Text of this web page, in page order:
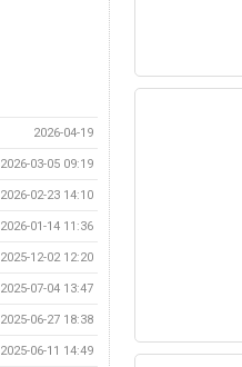
2026-04-19
2026-03-05 09:19
2026-02-23 14:10
2026-01-14 11:36
2025-12-02 12:20
2025-07-04 13:47
2025-06-27 18:38
2025-06-11 14:49